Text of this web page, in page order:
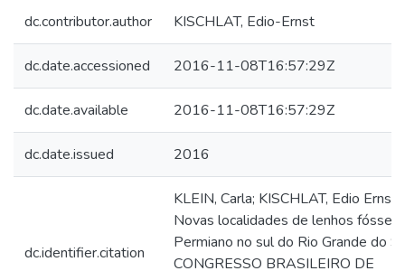
dc.contributor.author KISCHLAT, Edio-Ernst
dc.date.accessioned 2016-11-08T16:57:29Z
dc.date.available 2016-11-08T16:57:29Z
dc.date.issued 2016
dc.identifier.citation
KLEIN, Carla; KISCHLAT, Edio Ernst.
Novas localidades de lenhos
Permiano no sul do Rio Grande do
CONGRESSO BRASILEIRO DE